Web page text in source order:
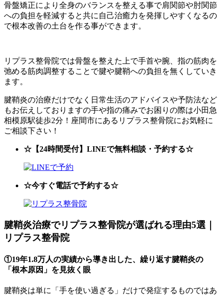
骨盤矯正により全身のバランスを整える事で肩関節や肘関節
への負担を軽減すると共に自己治癒力を発揮しやすくなるの
で根本改善の土台を作る事ができます。
リプラス整骨院では骨盤を整えた上で手首や腕、指の筋肉を
弛める筋肉調整することで腱や腱鞘への負担を無くしていき
ます。
腱鞘炎の治療だけでなく日常生活のアドバイスや予防法など
もお伝えしておりますの手や指の痛みでお困りの際は小田急
相模原駅徒歩2分！座間市にあるリプラス整骨院にお気軽に
ご相談下さい！
☆【24時間受付】LINEで無料相談・予約する☆
☆今すぐ電話で予約する☆
腱鞘炎治療でリプラス整骨院が選ばれる理由5選｜
リプラス整骨院
①19年1.8万人の実績から導き出した、繰り返す腱鞘炎の
「根本原因」を見抜く眼
腱鞘炎は単に「手を使い過ぎる」だけで発症するものではあ